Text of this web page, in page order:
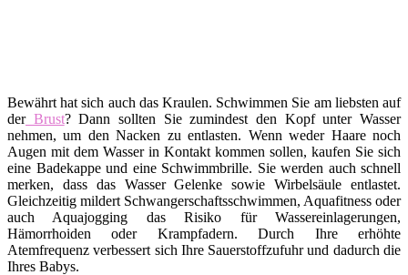
Bewährt hat sich auch das Kraulen. Schwimmen Sie am liebsten auf
derBrust? Dann sollten Sie zumindest den Kopf unter Wasser
nehmen, um den Nacken zu entlasten. Wenn weder Haare noch
Augen mit dem Wasser in Kontakt kommen sollen, kaufen Sie sich
eine Badekappe und eine Schwimmbrille. Sie werden auch schnell
merken, dass das Wasser Gelenke sowie Wirbelsäule entlastet.
Gleichzeitig mildert Schwangerschaftsschwimmen, Aquafitness oder
auch Aquajogging das Risiko für Wassereinlagerungen,
Hämorrhoiden oder Krampfadern. Durch Ihre erhöhte
Atemfrequenz verbessert sich Ihre Sauerstoffzufuhr und dadurch die
Ihres Babys.